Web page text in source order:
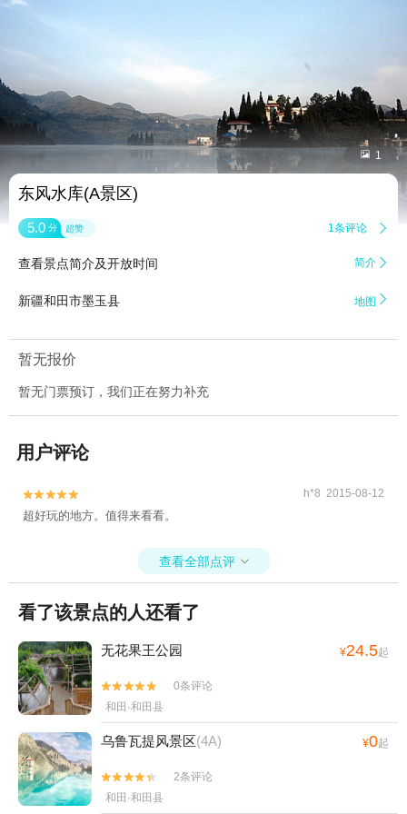
 1
东风水库(A景区)
5.0 分 超赞 1条评论 
查看景点简介及开放时间 简介 
新疆和田市墨玉县 地图 
暂无报价
暂无门票预订，我们正在努力补充
用户评论

 h*8 2015-08-12
超好玩的地方。值得来看看。
查看全部点评 
看了该景点的人还看了
无花果王公园 ¥24.5起


0条评论
和田·和田县
乌鲁瓦提风景区(4A) ¥0起


2条评论
和田·和田县